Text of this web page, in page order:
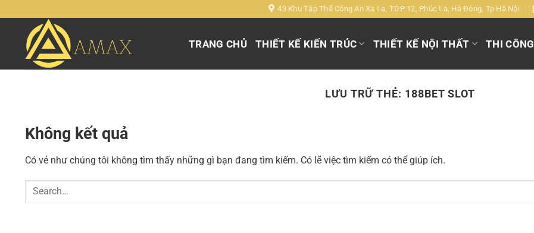
đến
43 Khu Tập Thể Công An Xa La, TDP 12, Phúc La, Hà Đông, Tp Hà Nội
TRANG CHỦ THIẾT KẾ KIẾN TRÚC THIẾT KẾ NỘI THẤT THI CÔNG
LƯU TRỮ THẺ: 188BET SLOT
Không kết quả
Có vẻ như chúng tôi không tìm thấy những gì bạn đang tìm kiếm. Có lẽ việc tìm kiếm có thể giúp ích.